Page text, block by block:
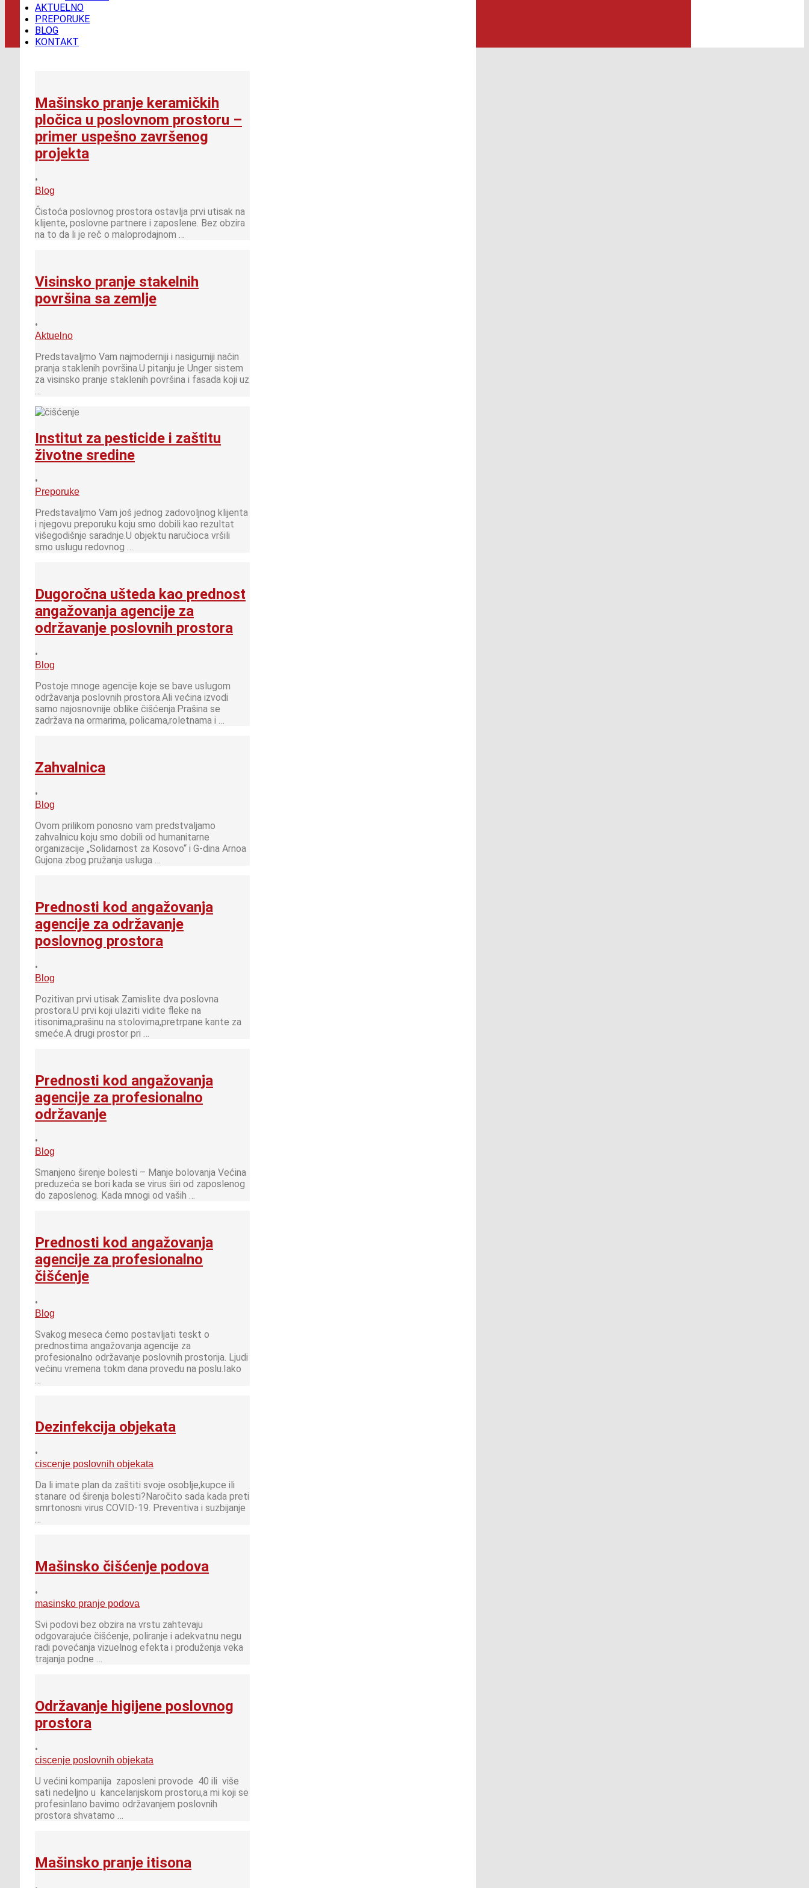
AKTUELNO
PREPORUKE
BLOG
KONTAKT
Mašinsko pranje keramičkih
pločica u poslovnom prostoru –
primer uspešno završenog
projekta
•
Blog
Čistoća poslovnog prostora ostavlja prvi utisak na
klijente, poslovne partnere i zaposlene. Bez obzira
na to da li je reč o maloprodajnom …
Visinsko pranje stakelnih
površina sa zemlje
•
Aktuelno
Predstavaljmo Vam najmoderniji i nasigurniji način
pranja staklenih površina.U pitanju je Unger sistem
za visinsko pranje staklenih površina i fasada koji uz
Institut za pesticide i zaštitu
životne sredine
•
Preporuke
Predstavaljmo Vam još jednog zadovoljnog klijenta
i njegovu preporuku koju smo dobili kao rezultat
višegodišnje saradnje.U objektu naručioca vršili
smo uslugu redovnog …
Dugoročna ušteda kao prednost
angažovanja agencije za
održavanje poslovnih prostora
•
Blog
Postoje mnoge agencije koje se bave uslugom
održavanja poslovnih prostora.Ali većina izvodi
samo najosnovnije oblike čišćenja.Prašina se
zadržava na ormarima, policama,roletnama i …
Zahvalnica
•
Blog
Ovom prilikom ponosno vam predstvaljamo
zahvalnicu koju smo dobili od humanitarne
organizacije „Solidarnost za Kosovo“ i G-dina Arnoa
Gujona zbog pružanja usluga …
Prednosti kod angažovanja
agencije za održavanje
poslovnog prostora
•
Blog
Pozitivan prvi utisak Zamislite dva poslovna
prostora.U prvi koji ulaziti vidite fleke na
itisonima,prašinu na stolovima,pretrpane kante za
smeće.A drugi prostor pri …
Prednosti kod angažovanja
agencije za profesionalno
održavanje
•
Blog
Smanjeno širenje bolesti – Manje bolovanja Većina
preduzeća se bori kada se virus širi od zaposlenog
do zaposlenog. Kada mnogi od vaših …
Prednosti kod angažovanja
agencije za profesionalno
čišćenje
•
Blog
Svakog meseca ćemo postavljati teskt o
prednostima angažovanja agencije za
profesionalno održavanje poslovnih prostorija. Ljudi
većinu vremena tokm dana provedu na poslu.Iako
Dezinfekcija objekata
•
ciscenje poslovnih objekata
Da li imate plan da zaštiti svoje osoblje,kupce ili
stanare od širenja bolesti?Naročito sada kada preti
smrtonosni virus COVID-19. Preventiva i suzbijanje
…
Mašinsko čišćenje podova
•
masinsko pranje podova
Svi podovi bez obzira na vrstu zahtevaju
odgovarajuće čišćenje, poliranje i adekvatnu negu
radi povećanja vizuelnog efekta i produženja veka
trajanja podne …
Održavanje higijene poslovnog
prostora
•
ciscenje poslovnih objekata
U većini kompanija zaposleni provode 40 ili više
sati nedeljno u kancelarijskom prostoru,a mi koji se
profesinlano bavimo održavanjem poslovnih
prostora shvatamo …
Mašinsko pranje itisona